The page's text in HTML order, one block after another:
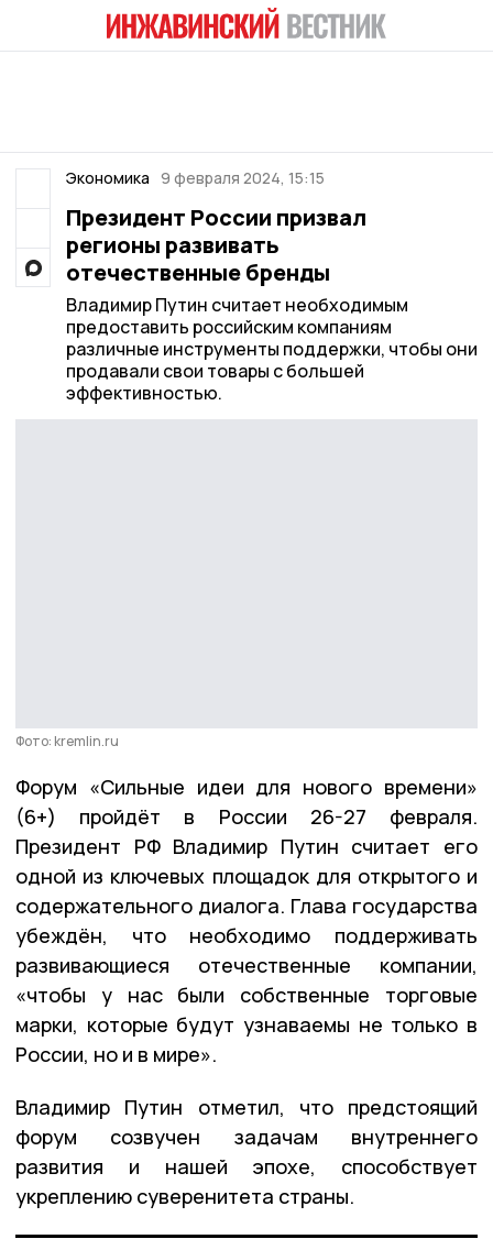
Экономика 9 февраля 2024, 15:15
Президент России призвал
регионы развивать
отечественные бренды
Владимир Путин считает необходимым
предоставить российским компаниям
различные инструменты поддержки, чтобы они
продавали свои товары с большей
эффективностью.
Фото: kremlin.ru
Форум «Сильные идеи для нового времени»
(6+) пройдёт в России 26-27 февраля.
Президент РФ Владимир Путин считает его
одной из ключевых площадок для открытого и
содержательного диалога. Глава государства
убеждён, что необходимо поддерживать
развивающиеся отечественные компании,
«чтобы у нас были собственные торговые
марки, которые будут узнаваемы не только в
России, но и в мире».
Владимир Путин отметил, что предстоящий
форум созвучен задачам внутреннего
развития и нашей эпохе, способствует
укреплению суверенитета страны.